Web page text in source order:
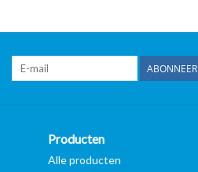
ABONNEER
Producten
Alle producten